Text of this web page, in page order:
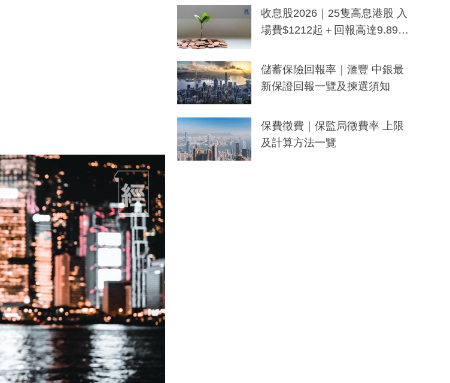
y及香港限定特調系列
收息股2026｜25隻高息港股 入
場費$1212起＋回報高達9.89
儲蓄保險回報率｜滙豐 中銀最
新保證回報一覽及揀選須知
保費徵費｜保監局徵費率 上限
及計算方法一覽